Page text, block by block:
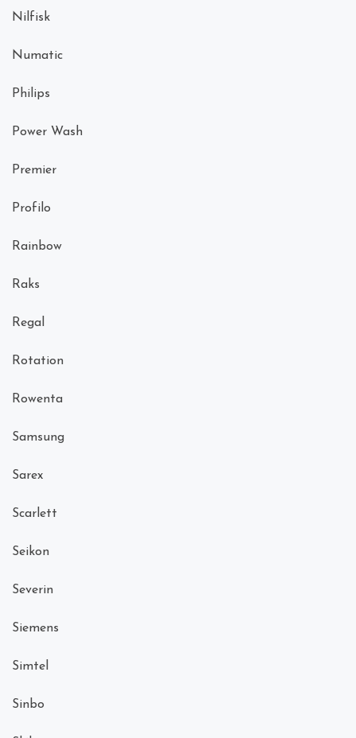
Nilfisk
Numatic
Philips
Power Wash
Premier
Profilo
Rainbow
Raks
Regal
Rotation
Rowenta
Samsung
Sarex
Scarlett
Seikon
Severin
Siemens
Simtel
Sinbo